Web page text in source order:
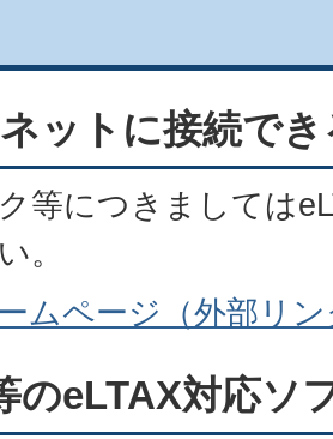
ットに接続で
等につきましては
。
ムページ（外部リ
のeLTAX対応ソ